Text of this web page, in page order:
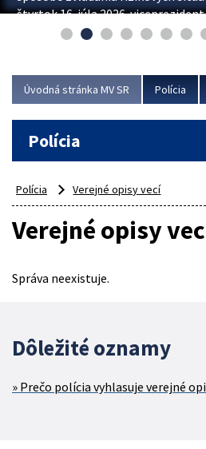
štvrtok 16. júla 2026
Rastislav Polakovič a riaditeľ
Úvodná stránka MV SR Polícia
Polícia
Polícia Verejné opisy vecí
Verejné opisy
Správa neexistuje.
Dôležité oznamy
Prečo polícia vyhlasuje verejné